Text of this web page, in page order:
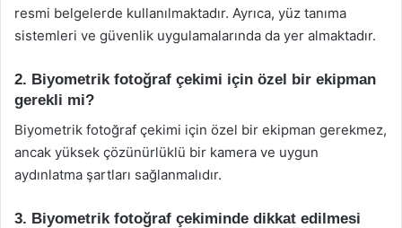
resmi belgelerde kullanılmaktadır. Ayrıca, yüz tanıma
sistemleri ve güvenlik uygulamalarında da yer almaktadır.
2. Biyometrik fotoğraf çekimi için özel bir ekipman
gerekli mi?
Biyometrik fotoğraf çekimi için özel bir ekipman gerekmez,
ancak yüksek çözünürlüklü bir kamera ve uygun
aydınlatma şartları sağlanmalıdır.
3. Biyometrik fotoğraf çekiminde dikkat edilmesi